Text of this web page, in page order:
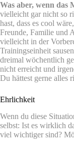
Was aber, wenn das
vielleicht gar nicht so
hast, dass es cool
Freunde, Familie und
vielleicht in der
Trainingseinheit
dreimal wöchentlich
nicht erreicht und
Du hättest gerne alles
Ehrlichkeit
Wenn du diese
selbst: Ist es wirklich
viel wichtiger sind?